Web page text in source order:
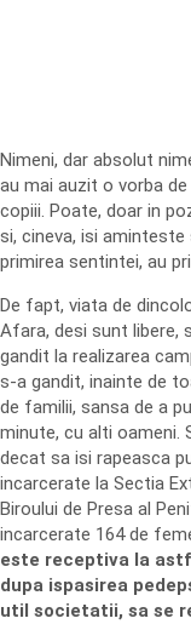
Nimeni, dar absolut
au mai auzit o vorba
copiii. Poate, doar in
si, cineva, isi
primirea sentintei, au
De fapt, viata de
Afara, desi sunt libere,
gandit la realizarea
s-a gandit, inainte de
de familii, sansa de a
minute, cu alti oameni.
decat sa isi rapeasca
incarcerate la Sectia
Biroului de Presa al
incarcerate 164 de
este receptiva la
dupa ispasirea
util societatii, sa se